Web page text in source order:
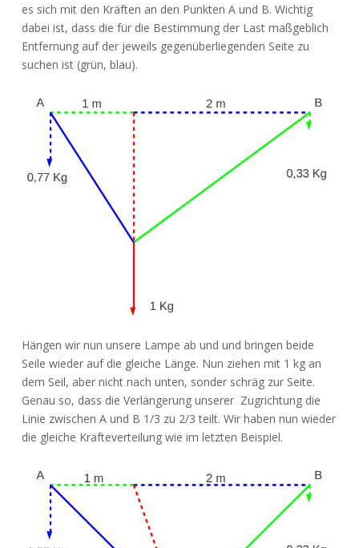
es sich mit den Kräften an den Punkten A und B. Wichtig
dabei ist, dass die für die Bestimmung der Last maßgeblich
Entfernung auf der jeweils gegenüberliegenden Seite zu
suchen ist (grün, blau).
Hängen wir nun unsere Lampe ab und und bringen beide
Seile wieder auf die gleiche Länge. Nun ziehen mit 1 kg an
dem Seil, aber nicht nach unten, sonder schräg zur Seite.
Genau so, dass die Verlängerung unserer Zugrichtung die
Linie zwischen A und B 1/3 zu 2/3 teilt. Wir haben nun wieder
die gleiche Kräfteverteilung wie im letzten Beispiel.